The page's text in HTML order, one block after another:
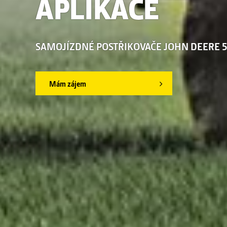
SAMOJÍZDNÉ POSTŘIKOVAČE JOHN DEERE
Mám zájem